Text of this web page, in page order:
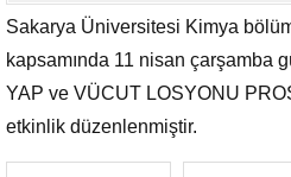
Sakarya Üniversitesi Kimya
kapsamında 11 nisan çarşamba
YAP ve VÜCUT LOSYONU
etkinlik düzenlenmiştir.